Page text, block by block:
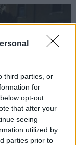
third parties, or
for
opt-out
that after your
seeing
utilized by
parties prior to